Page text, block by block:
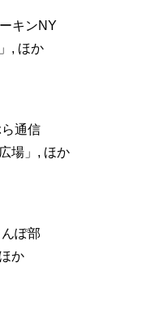
キンNY
, ほか
通信
場」, ほか
ぽ部
か